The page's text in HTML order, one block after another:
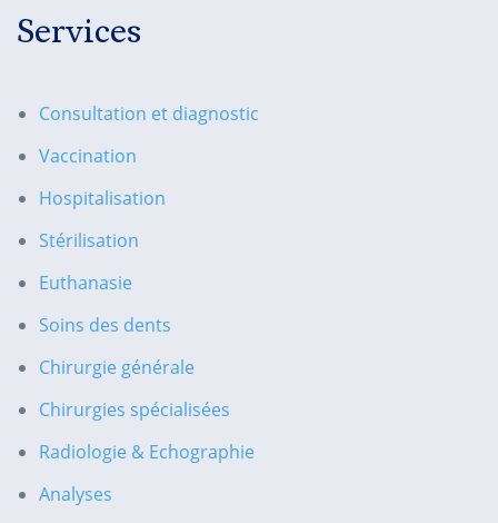
Services
Consultation et diagnostic
Vaccination
Hospitalisation
Stérilisation
Euthanasie
Soins des dents
Chirurgie générale
Chirurgies spécialisées
Radiologie & Echographie
Analyses